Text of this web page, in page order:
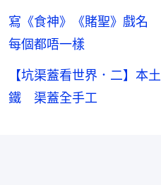
寫《食神》《賭聖》戲名
每個都唔一樣
【坑渠蓋看世界．二】
鐵 渠蓋全手工